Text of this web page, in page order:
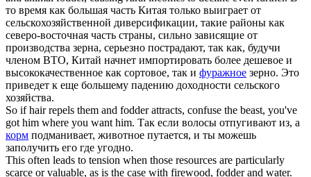
то время как большая часть Китая только выиграет от
сельскохозяйственной диверсификации, такие районы как
северо-восточная часть страны, сильно зависящие от
производства зерна, серьезно пострадают, так как, будучи
членом ВТО, Китай начнет импортировать более дешевое и
высококачественное как сортовое, так и фуражное зерно. Это
приведет к еще большему падению доходности сельского
хозяйства.
So if hair repels them and fodderattracts, confuse the beast, you've
got him where you want him. Так если волосы отпугивают из, а
корм подманивает, животное путается, и ты можешь
заполучить его где угодно.
This often leads to tension when those resources are particularly
scarce or valuable, as is the case with firewood, fodderand water.